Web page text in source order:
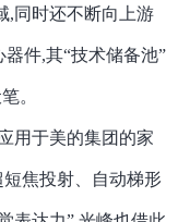
,同时还不断向上游
件,其“技术储备池”
。
用于美的集团的家
焦投射、自动梯形